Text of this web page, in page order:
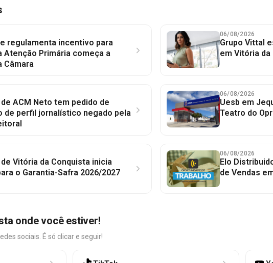
regulamenta incentivo para
Atenção Primária começa a
Câmara
06/08/2026
Grupo Vittal
em Vitória
ACM Neto tem pedido de
de perfil jornalístico negado pela
06/08/2026
Uesb em
Teatro do
Vitória da Conquista inicia
o Garantia-Safra 2026/2027
06/08/2026
Elo
de Vendas
onde você estiver!
sociais. É só clicar e seguir!